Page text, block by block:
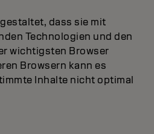
dass sie mit
Technologien und den
wichtigsten Browser
Browsern kann es
Inhalte nicht optimal